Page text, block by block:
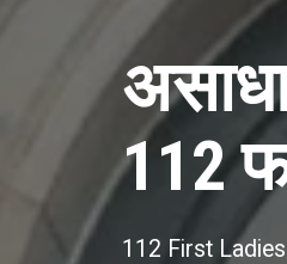
112
112 First